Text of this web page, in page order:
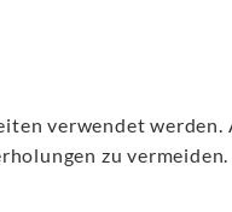
verwendet werden.
zu vermeiden.